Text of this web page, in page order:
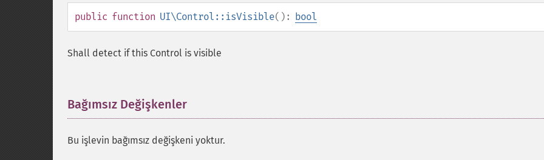
public function UI\Control::isVisible(): bool
Shall detect if this Control is visible
Bağımsız Değişkenler
Bu işlevin bağımsız değişkeni yoktur.